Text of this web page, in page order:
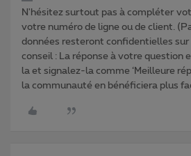
N'hésitez surtout pas à compléter
votre numéro de ligne ou de client.
données resteront confidentielles
conseil : La réponse à votre question
la et signalez-la comme ‘Meilleure
la communauté en bénéficiera plus